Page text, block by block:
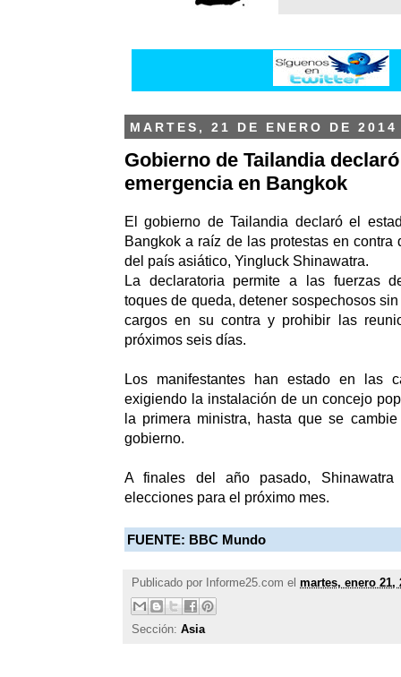
MARTES, 21 DE ENERO DE 2014
Gobierno de Tailandia
emergencia en Bangkok
El gobierno de Tailandia declaró el
Bangkok a raíz de las protestas en contra
del país asiático, Yingluck Shinawatra.
La declaratoria permite a las fuerzas
toques de queda, detener sospechosos
cargos en su contra y prohibir las
próximos seis días.
Los manifestantes han estado en las
exigiendo la instalación de un concejo
la primera ministra, hasta que se
gobierno.
A finales del año pasado,
elecciones para el próximo mes.
FUENTE: BBC Mundo
Publicado por Informe25.com el martes, enero 21,
Sección: Asia